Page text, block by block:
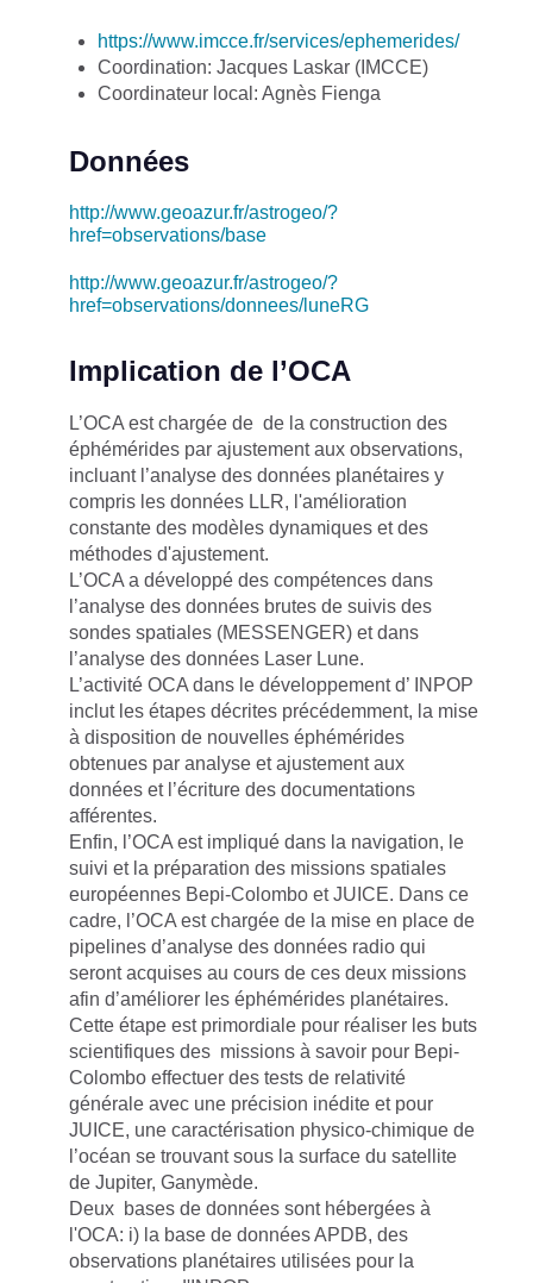
https://www.imcce.fr/services/ephemerides/
Coordination: Jacques Laskar (IMCCE)
Coordinateur local: Agnès Fienga
Données
http://www.geoazur.fr/astrogeo/?
href=observations/base
http://www.geoazur.fr/astrogeo/?
href=observations/donnees/luneRG
Implication de l’OCA
L’OCA est chargée de de la construction des
éphémérides par ajustement aux observations,
incluant l’analyse des données planétaires y
compris les données LLR, l'amélioration
constante des modèles dynamiques et des
méthodes d'ajustement.
L’OCA a développé des compétences dans
l’analyse des données brutes de suivis des
sondes spatiales (MESSENGER) et dans
l’analyse des données Laser Lune.
L’activité OCA dans le développement d’ INPOP
inclut les étapes décrites précédemment, la mise
à disposition de nouvelles éphémérides
obtenues par analyse et ajustement aux
données et l’écriture des documentations
afférentes.
Enfin, l’OCA est impliqué dans la navigation, le
suivi et la préparation des missions spatiales
européennes Bepi-Colombo et JUICE. Dans ce
cadre, l’OCA est chargée de la mise en place de
pipelines d’analyse des données radio qui
seront acquises au cours de ces deux missions
afin d’améliorer les éphémérides planétaires.
Cette étape est primordiale pour réaliser les buts
scientifiques des missions à savoir pour Bepi-
Colombo effectuer des tests de relativité
générale avec une précision inédite et pour
JUICE, une caractérisation physico-chimique de
l’océan se trouvant sous la surface du satellite
de Jupiter, Ganymède.
Deux bases de données sont hébergées à
l'OCA: i) la base de données APDB, des
observations planétaires utilisées pour la